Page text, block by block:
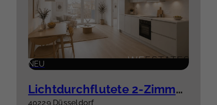
NEU
Lichtdurchflutete 2-Zimmer-Wohnung mit Balkon – hochwertige Einbauküche optional
40229 Düsseldorf